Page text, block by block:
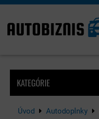
KATEGÓRIE
Úvod Autodoplnky